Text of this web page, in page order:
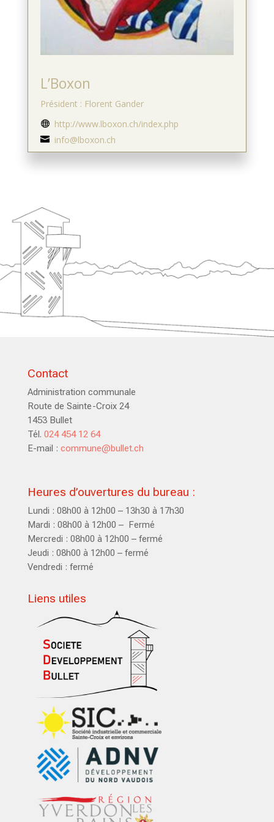
L’Boxon
Président : Florent Gander
 http://www.lboxon.ch/index.php
 info@lboxon.ch
Contact
Administration communale
Route de Sainte-Croix 24
1453 Bullet
Tél. 024 454 12 64
E-mail : commune@bullet.ch
Heures d’ouvertures du bureau :
Lundi : 08h00 à 12h00 – 13h30 à 17h30
Mardi : 08h00 à 12h00 – Fermé
Mercredi : 08h00 à 12h00 – fermé
Jeudi : 08h00 à 12h00 – fermé
Vendredi : fermé
Liens utiles